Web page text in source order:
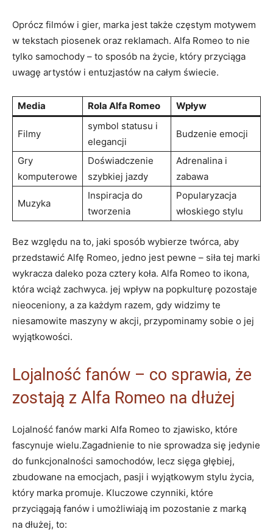
Oprócz filmów i gier, marka jest ⁣także częstym motywem
w ⁢tekstach ⁣piosenek oraz reklamach. Alfa Romeo to nie
tylko⁢ samochody – to sposób na‌ życie, który ⁢przyciąga
uwagę ​artystów i ‍entuzjastów⁤ na całym świecie.
Media Rola Alfa Romeo Wpływ
Filmy
symbol statusu i
⁣elegancji
Budzenie emocji
Gry
komputerowe
Doświadczenie
⁢szybkiej jazdy
Adrenalina i
zabawa
Muzyka
Inspiracja do
tworzenia
Popularyzacja
włoskiego stylu
Bez względu⁣ na to, jaki sposób wybierze twórca, aby
przedstawić Alfę Romeo, jedno jest pewne – siła⁤ tej marki
⁤wykracza daleko​ poza cztery koła. Alfa Romeo ​to ikona,
która⁣ wciąż zachwyca. jej wpływ na popkulturę pozostaje
nieoceniony, a za każdym razem, gdy widzimy te
‌niesamowite maszyny w⁣ akcji, przypominamy sobie o jej
‍wyjątkowości.
Lojalność ⁤fanów‍ – co ⁤sprawia, ‌że
zostają z ⁣Alfa Romeo na dłużej
Lojalność fanów marki Alfa Romeo to zjawisko, które⁢
fascynuje wielu.Zagadnienie to nie sprowadza się⁤ jedynie
do funkcjonalności ‍samochodów, lecz sięga głębiej,
zbudowane⁤ na emocjach, pasji i wyjątkowym stylu życia,⁣
który marka promuje. Kluczowe ⁣czynniki, które
‍przyciągają fanów i umożliwiają im ​pozostanie z marką
na dłużej, to: